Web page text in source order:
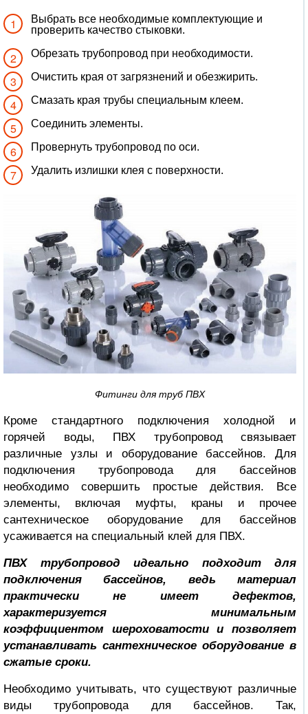
Выбрать все необходимые комплектующие и
проверить качество стыковки.
Обрезать трубопровод при необходимости.
Очистить края от загрязнений и обезжирить.
Смазать края трубы специальным клеем.
Соединить элементы.
Провернуть трубопровод по оси.
Удалить излишки клея с поверхности.
Фитинги для труб ПВХ
Кроме стандартного подключения холодной и
горячей воды, ПВХ трубопровод связывает
различные узлы и оборудование бассейнов. Для
подключения трубопровода для бассейнов
необходимо совершить простые действия. Все
элементы, включая муфты, краны и прочее
сантехническое оборудование для бассейнов
усаживается на специальный клей для ПВХ.
ПВХ трубопровод идеально подходит для
подключения бассейнов, ведь материал
практически не имеет дефектов,
характеризуется минимальным
коэффициентом шероховатости и позволяет
устанавливать сантехническое оборудование в
сжатые сроки.
Необходимо учитывать, что существуют различные
виды трубопровода для бассейнов. Так,